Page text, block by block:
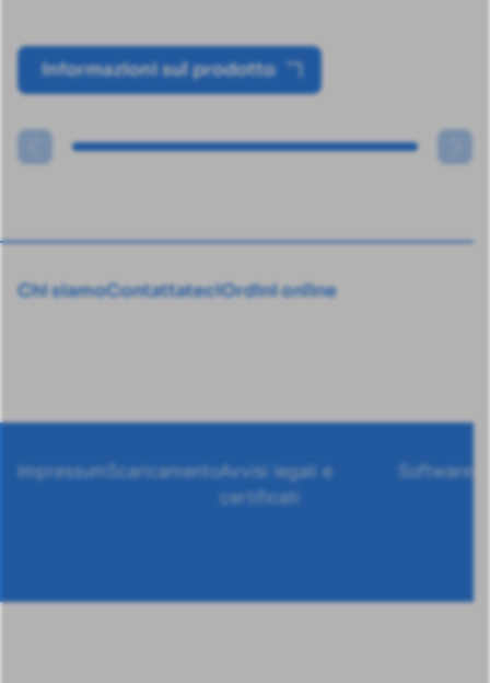
Informazioni sul prodotto
Chi siamoContattateciOrdini online
Impressum ScaricamentoAvvisi legali e
certificati
Software